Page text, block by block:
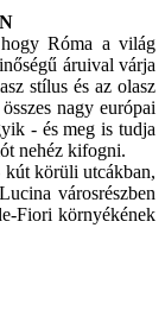
Róma a világ
áruival várja
stílus és az olasz
nagy európai
- és meg is tudja
nehéz kifogni.
körüli utcákban,
városrészben
Fiori környékének